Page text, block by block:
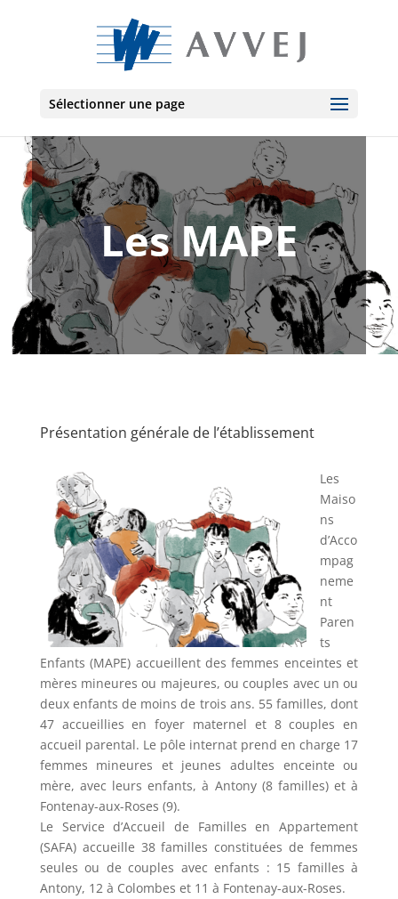
Sélectionner une page
Les MAPE
Présentation générale de l’établissement
Les
Maiso
ns
d’Acco
mpag
neme
nt
Paren
ts
Enfants (MAPE) accueillent des femmes enceintes et
mères mineures ou majeures, ou couples avec un ou
deux enfants de moins de trois ans. 55 familles, dont
47 accueillies en foyer maternel et 8 couples en
accueil parental. Le pôle internat prend en charge 17
femmes mineures et jeunes adultes enceinte ou
mère, avec leurs enfants, à Antony (8 familles) et à
Fontenay-aux-Roses (9).
Le Service d’Accueil de Familles en Appartement
(SAFA) accueille 38 familles constituées de femmes
seules ou de couples avec enfants : 15 familles à
Antony, 12 à Colombes et 11 à Fontenay-aux-Roses.